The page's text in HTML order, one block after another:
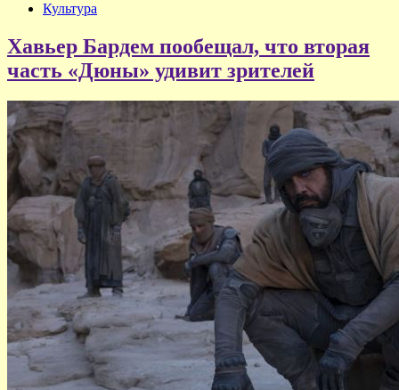
Культура
Хавьер Бардем пообещал, что вторая
часть «Дюны» удивит зрителей